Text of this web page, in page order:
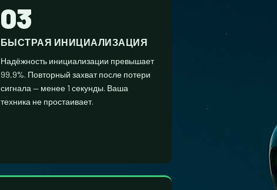
03
БЫСТРАЯ ИНИЦИАЛИЗАЦИЯ
Надёжность инициализации превышает
99,9%. Повторный захват после потери
сигнала — менее 1 секунды. Ваша
техника не простаивает.